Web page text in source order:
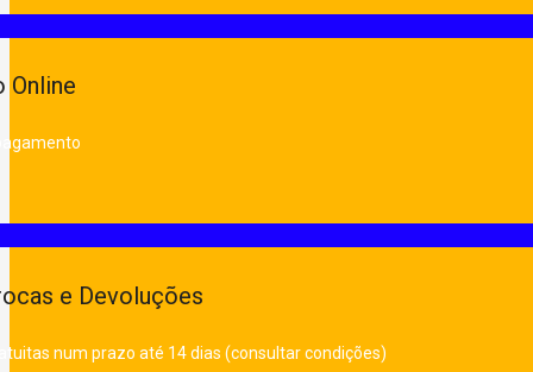
Online
e Devoluções
num prazo até 14 dias (consultar condições)